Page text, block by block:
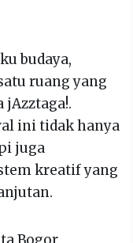
budaya,
ruang yang
ini tidak hanya
juga
kreatif yang
Bogor